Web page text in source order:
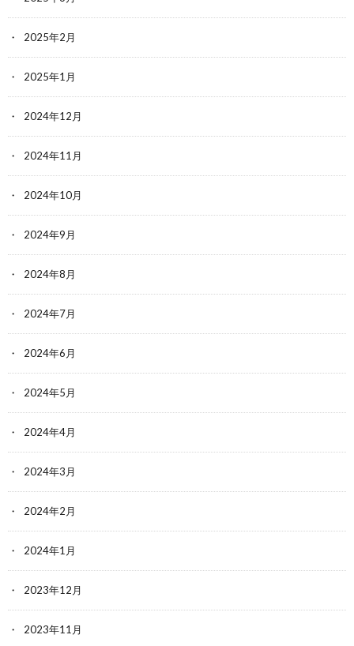
2025年2月
2025年1月
2024年12月
2024年11月
2024年10月
2024年9月
2024年8月
2024年7月
2024年6月
2024年5月
2024年4月
2024年3月
2024年2月
2024年1月
2023年12月
2023年11月